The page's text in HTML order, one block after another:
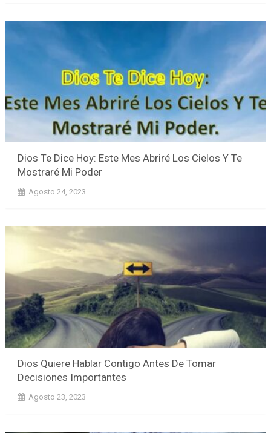
Dios Te Dice Hoy: Este Mes Abriré Los Cielos Y Te
Mostraré Mi Poder
Agosto 24, 2023
Dios Quiere Hablar Contigo Antes De Tomar
Decisiones Importantes
Agosto 23, 2023